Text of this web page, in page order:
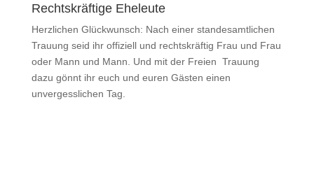
Rechtskräftige Eheleute
Herzlichen Glückwunsch: Nach einer standesamtlichen
Trauung seid ihr offiziell und rechtskräftig Frau und Frau
oder Mann und Mann. Und mit der Freien Trauung
dazu gönnt ihr euch und euren Gästen einen
unvergesslichen Tag.